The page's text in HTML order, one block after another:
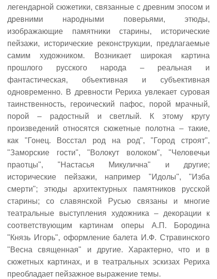
легендарной сюжетики, связанные с древним эпосом и
древними народными поверьями, этюды,
изображающие памятники старины, исторические
пейзажи, исторические реконструкции, предлагаемые
самим художником. Возникает широкая картина
прошлого русского народа – реальная и
фантастическая, объективная и субъективная
одновременно. В древности Рериха увлекает суровая
таинственность, героический пафос, порой мрачный,
порой – радостный и светлый. К этому кругу
произведений относятся сюжетные полотна – такие,
как "Гонец. Восстал род на род", "Город строят",
"Заморские гости", "Волокут волоком", "Человечьи
праотцы", "Настасья Микулична" и другие;
исторические пейзажи, например "Идолы", "Изба
смерти"; этюды архитектурных памятников русской
старины; со славянской Русью связаны и многие
театральные выступления художника – декорации к
соответствующим картинам оперы А.П. Бородина
"Князь Игорь", оформление балета И.Ф. Стравинского
"Весна священная" и другие. Характерно, что и в
сюжетных картинах, и в театральных эскизах Рериха
преобладает пейзажное выражение темы.